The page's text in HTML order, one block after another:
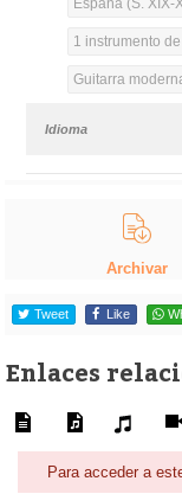
España (S. XIX-
1 instrumento
Guitarra
Idioma
Archivar
Tweet Like
Enlaces
Para acceder a